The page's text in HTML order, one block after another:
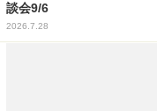
談会9/6
2026.7.28